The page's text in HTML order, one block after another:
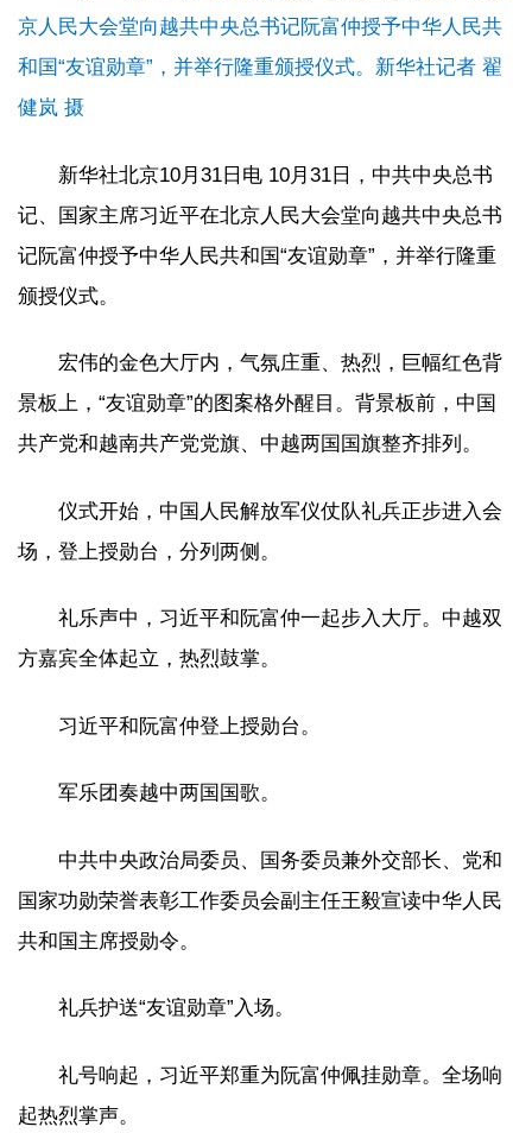
京人民大会堂向越共中央总书记阮富仲授予中华人民共
和国“友谊勋章”，并举行隆重颁授仪式。新华社记者 翟
健岚 摄
新华社北京10月31日电 10月31日，中共中央总书
记、国家主席习近平在北京人民大会堂向越共中央总书
记阮富仲授予中华人民共和国“友谊勋章”，并举行隆重
颁授仪式。
宏伟的金色大厅内，气氛庄重、热烈，巨幅红色背
景板上，“友谊勋章”的图案格外醒目。背景板前，中国
共产党和越南共产党党旗、中越两国国旗整齐排列。
仪式开始，中国人民解放军仪仗队礼兵正步进入会
场，登上授勋台，分列两侧。
礼乐声中，习近平和阮富仲一起步入大厅。中越双
方嘉宾全体起立，热烈鼓掌。
习近平和阮富仲登上授勋台。
军乐团奏越中两国国歌。
中共中央政治局委员、国务委员兼外交部长、党和
国家功勋荣誉表彰工作委员会副主任王毅宣读中华人民
共和国主席授勋令。
礼兵护送“友谊勋章”入场。
礼号响起，习近平郑重为阮富仲佩挂勋章。全场响
起热烈掌声。